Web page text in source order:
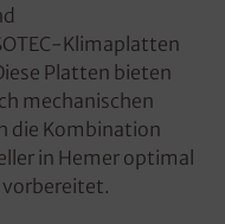
Klimaplatten
Platten bieten
mechanischen
die Kombination
in Hemer optimal
vorbereitet.